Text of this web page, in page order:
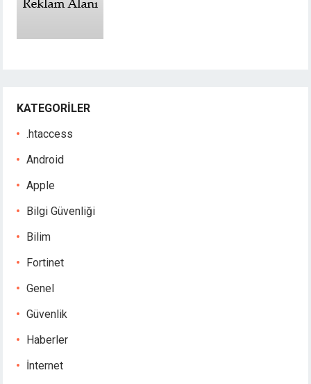
KATEGORILER
.htaccess
Android
Apple
Bilgi Güvenliği
Bilim
Fortinet
Genel
Güvenlik
Haberler
İnternet